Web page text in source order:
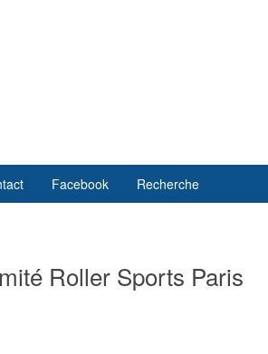
Facebook Recherche
Roller Sports Paris